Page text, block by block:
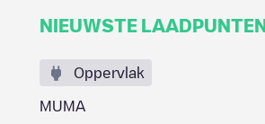
NIEUWSTE LAADPUNTEN
Oppervlak
MUMA